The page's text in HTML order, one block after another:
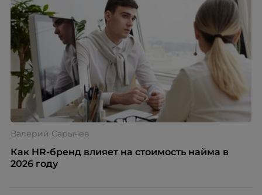
Валерий Сарычев
Как HR-бренд влияет на стоимость найма в
2026 году